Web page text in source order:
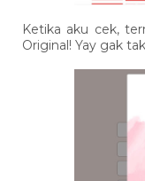
Ketika aku cek,
Original! Yay gak